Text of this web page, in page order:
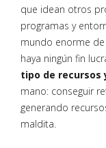
que idean otros
programas y
mundo enorme
haya ningún fin
tipo de recursos
mano: conseguir
generando
maldita.